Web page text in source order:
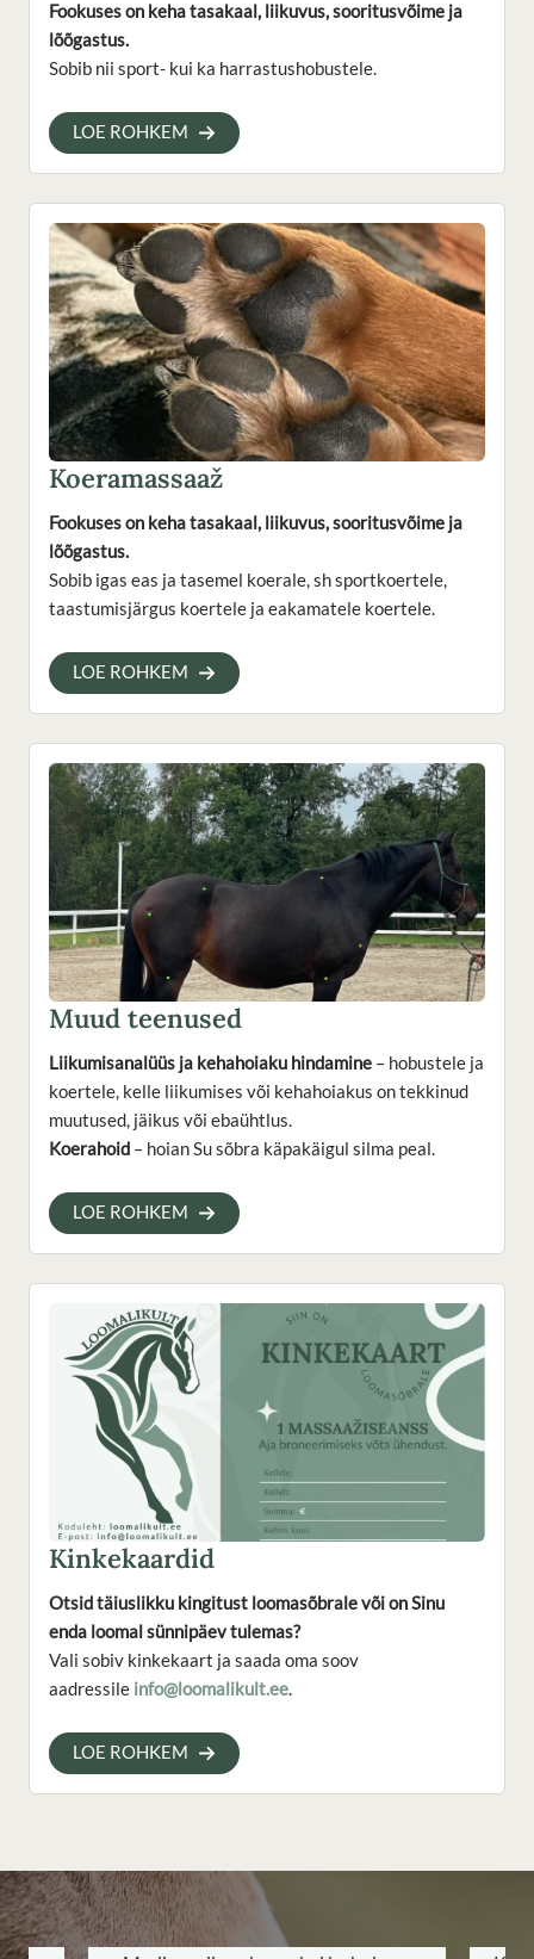
Fookuses on keha tasakaal, liikuvus, sooritusvõime ja
lõõgastus.
Sobib nii sport- kui ka harrastushobustele.
LOE ROHKEM
Koeramassaaž
Fookuses on keha tasakaal, liikuvus, sooritusvõime ja
lõõgastus.
Sobib igas eas ja tasemel koerale, sh sportkoertele,
taastumisjärgus koertele ja eakamatele koertele.
LOE ROHKEM
Muud teenused
Liikumisanalüüs ja kehahoiaku hindamine – hobustele ja
koertele, kelle liikumises või kehahoiakus on tekkinud
muutused, jäikus või ebaühtlus.
Koerahoid – hoian Su sõbra käpakäigul silma peal.
LOE ROHKEM
Kinkekaardid
Otsid täiuslikku kingitust loomasõbrale või on Sinu
enda loomal sünnipäev tulemas?
Vali sobiv kinkekaart ja saada oma soov
aadressile info@loomalikult.ee.
LOE ROHKEM